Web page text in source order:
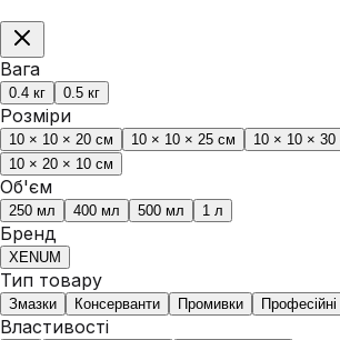
Вага
0.4 кг 0.5 кг
Розміри
10 × 10 × 20 см 10 × 10 × 25 см 10 × 10 × 30
10 × 20 × 10 см
Об'єм
250 мл 400 мл 500 мл 1 л
Бренд
XENUM
Тип товару
Змазки Консерванти Промивки
Властивості